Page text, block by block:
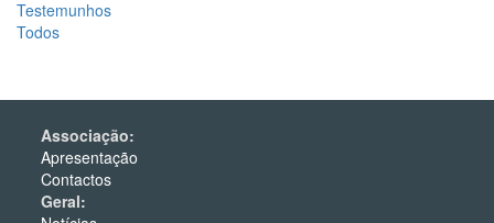
Testemunhos
Todos
Associação:
Apresentação
Contactos
Geral: